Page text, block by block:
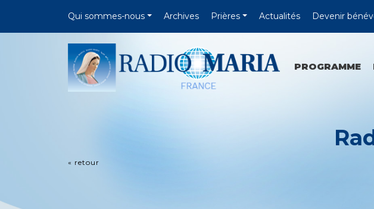
Qui sommes-nous Archives Prières Actualités Devenir
PROGRAMME
« retour